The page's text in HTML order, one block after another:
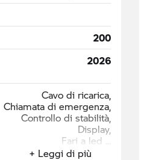
200
2026
Cavo di ricarica,
Chiamata di emergenza,
Controllo di stabilità,
Display,
Fari a led
+ Leggi di più